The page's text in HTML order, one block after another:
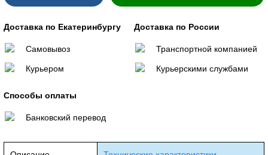
Доставка по Екатеринбургу
Самовывоз
Курьером
Доставка по России
Транспортной компанией
Курьерскими службами
Способы оплаты
Банковский перевод